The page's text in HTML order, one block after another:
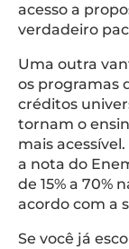
acesso a
verdadeiro
Uma outra
os programas
créditos
tornam o
mais
a nota do
de 15% a 70%
acordo com a
Se você já